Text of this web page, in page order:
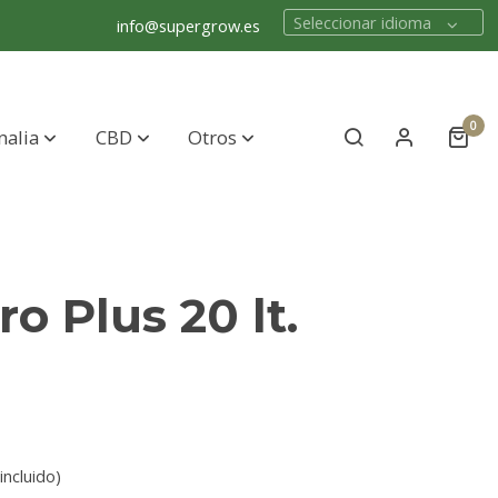
info@supergrow.es Seleccionar idioma
CBD Otros 0
Plus 20 lt.